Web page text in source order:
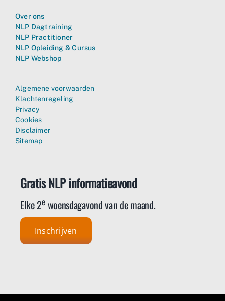
Over ons
NLP Dagtraining
NLP Practitioner
NLP Opleiding & Cursus
NLP Webshop
Algemene voorwaarden
Klachtenregeling
Privacy
Cookies
Disclaimer
Sitemap
Gratis NLP informatieavond
Elke 2ewoensdagavond van de maand.
Inschrijven